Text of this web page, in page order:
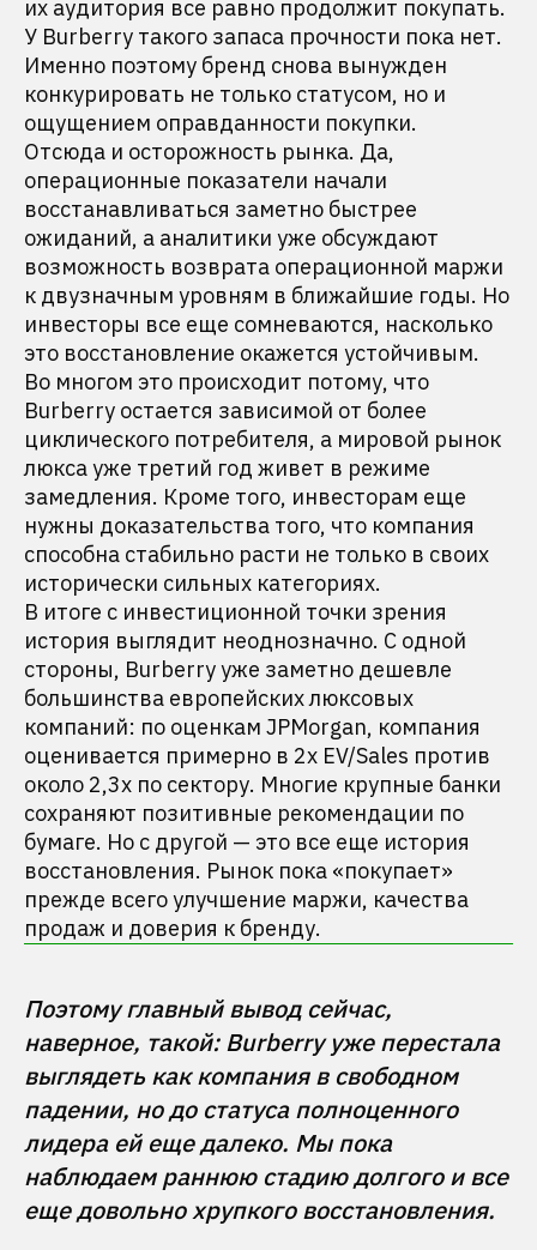
их аудитория все равно продолжит покупать.
У Burberry такого запаса прочности пока нет.
Именно поэтому бренд снова вынужден
конкурировать не только статусом, но и
ощущением оправданности покупки.
Отсюда и осторожность рынка. Да,
операционные показатели начали
восстанавливаться заметно быстрее
ожиданий, а аналитики уже обсуждают
возможность возврата операционной маржи
к двузначным уровням в ближайшие годы. Но
инвесторы все еще сомневаются, насколько
это восстановление окажется устойчивым.
Во многом это происходит потому, что
Burberry остается зависимой от более
циклического потребителя, а мировой рынок
люкса уже третий год живет в режиме
замедления. Кроме того, инвесторам еще
нужны доказательства того, что компания
способна стабильно расти не только в своих
исторически сильных категориях.
В итоге с инвестиционной точки зрения
история выглядит неоднозначно. С одной
стороны, Burberry уже заметно дешевле
большинства европейских люксовых
компаний: по оценкам JPMorgan, компания
оценивается примерно в 2x EV/Sales против
около 2,3x по сектору. Многие крупные банки
сохраняют позитивные рекомендации по
бумаге. Но с другой — это все еще история
восстановления. Рынок пока «покупает»
прежде всего улучшение маржи, качества
продаж и доверия к бренду.
Поэтому главный вывод сейчас,
наверное, такой: Burberry уже перестала
выглядеть как компания в свободном
падении, но до статуса полноценного
лидера ей еще далеко. Мы пока
наблюдаем раннюю стадию долгого и все
еще довольно хрупкого восстановления.